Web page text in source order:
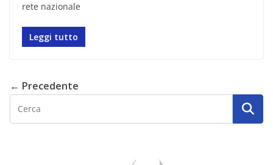
rete nazionale
Leggi tutto
← Precedente